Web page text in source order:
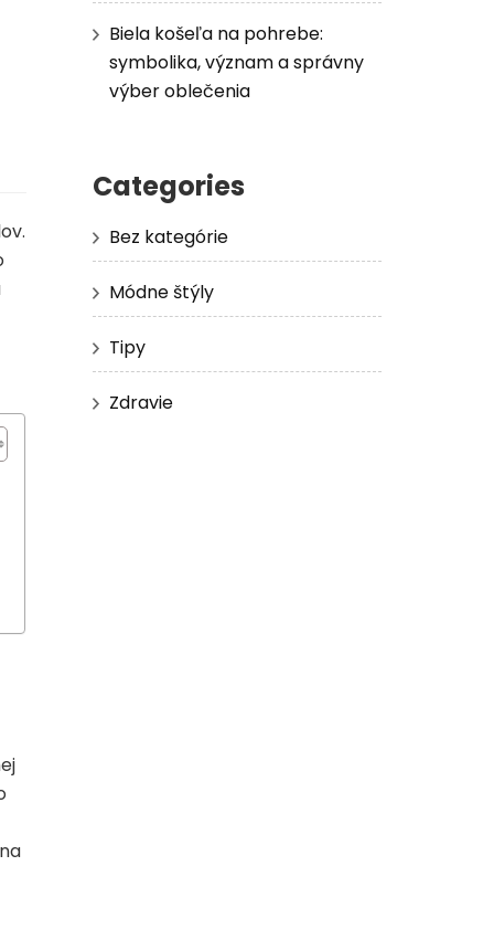
Biela košeľa na pohrebe:
symbolika, význam a správny
výber oblečenia
Categories
Bez kategórie
Módne štýly
Tipy
Zdravie